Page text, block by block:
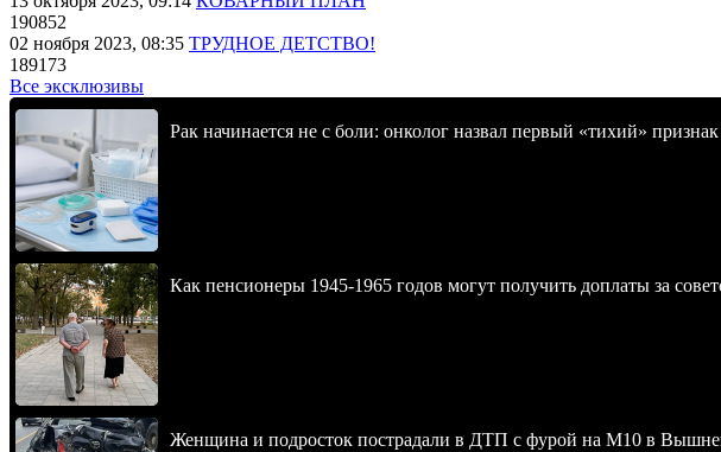
190852
02 ноября 2023, 08:35 ТРУДНОЕ ДЕТСТВО!
189173
Все эксклюзивы
Рак начинается не с боли: онколог назвал первый «тихий»
Как пенсионеры 1945-1965 годов могут получить доплаты за
Женщина и подросток пострадали в ДТП с фурой на М10 в